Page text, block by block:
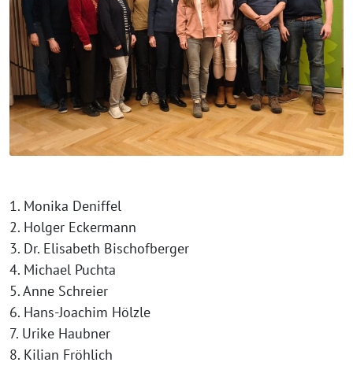
1. Monika Deniffel
2. Holger Eckermann
3. Dr. Elisabeth Bischofberger
4. Michael Puchta
5. Anne Schreier
6. Hans-Joachim Hölzle
7. Urike Haubner
8. Kilian Fröhlich